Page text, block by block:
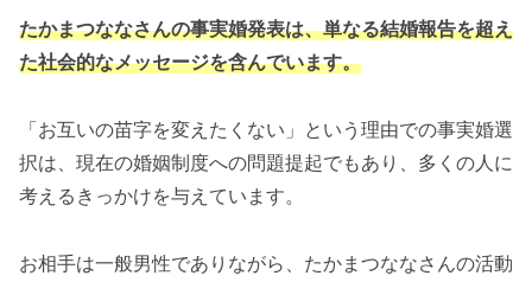
たかまつななさんの事実婚発表は、単なる結婚報告を超え
た社会的なメッセージを含んでいます。
「お互いの苗字を変えたくない」という理由での事実婚選
択は、現在の婚姻制度への問題提起でもあり、多くの人に
考えるきっかけを与えています。
お相手は一般男性でありながら、たかまつななさんの活動